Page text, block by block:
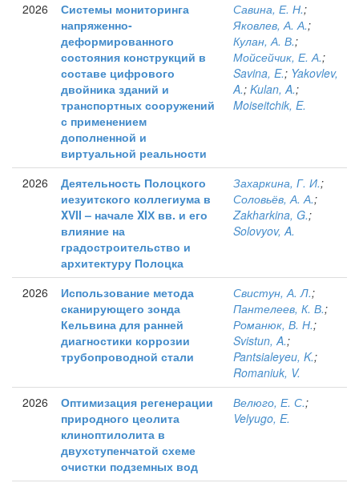
2026
Системы мониторинга
напряженно-
деформированного
состояния конструкций в
составе цифрового
двойника зданий и
транспортных сооружений
с применением
дополненной и
виртуальной реальности
Савина, Е. Н.;
Яковлев, А. А.;
Кулан, А. В.;
Мойсейчик, Е. А.;
Savina, E.; Yakovlev,
A.; Kulan, A.;
Moiseitchik, E.
2026
Деятельность Полоцкого
иезуитского коллегиума в
XVII – начале XIХ вв. и его
влияние на
градостроительство и
архитектуру Полоцка
Захаркина, Г. И.;
Соловьёв, А. А.;
Zakharkina, G.;
Solovyov, A.
2026
Использование метода
сканирующего зонда
Кельвина для ранней
диагностики коррозии
трубопроводной стали
Свистун, А. Л.;
Пантелеев, К. В.;
Романюк, В. Н.;
Svistun, A.;
Pantsialeyeu, K.;
Romaniuk, V.
2026
Оптимизация регенерации
природного цеолита
клиноптилолита в
двухступенчатой схеме
очистки подземных вод
Велюго, Е. С.;
Velyugo, E.